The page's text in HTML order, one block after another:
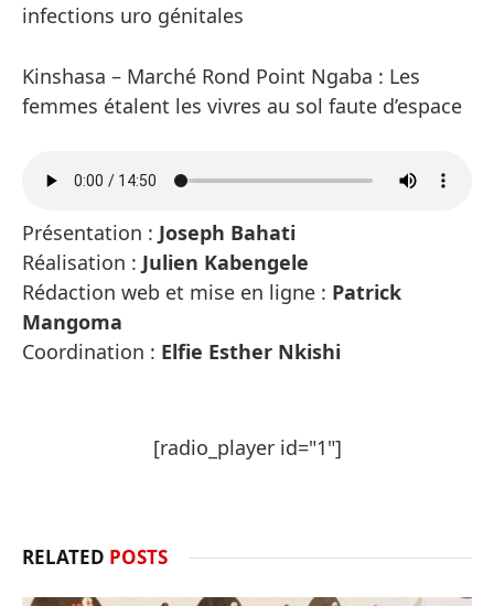
infections uro génitales
Kinshasa – Marché Rond Point Ngaba : Les
femmes étalent les vivres au sol faute d’espace
Présentation : Joseph Bahati
Réalisation : Julien Kabengele
Rédaction web et mise en ligne : Patrick
Mangoma
Coordination : Elfie Esther Nkishi
[radio_player id="1"]
RELATED POSTS